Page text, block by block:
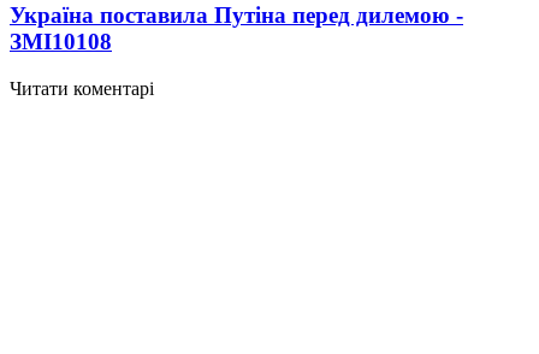
Україна поставила Путіна перед дилемою -
ЗМІ10108
Читати коментарі